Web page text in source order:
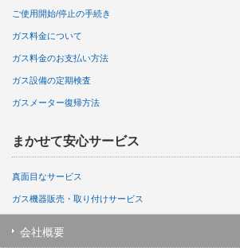
ご使用開始/停止の手続き
ガス料金について
ガス料金のお支払い方法
ガス設備の定期検査
ガスメーター復帰方法
まかせて安心サービス
真面目なサービス
ガス機器販売・取り付けサービス
会社概要